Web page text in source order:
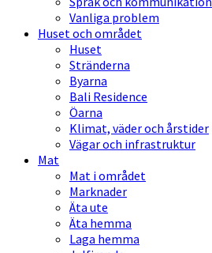
Vanliga problem
Huset och området
Huset
Stränderna
Byarna
Bali Residence
Öarna
Klimat, väder och årstider
Vägar och infrastruktur
Mat
Mat i området
Marknader
Äta ute
Äta hemma
Laga hemma